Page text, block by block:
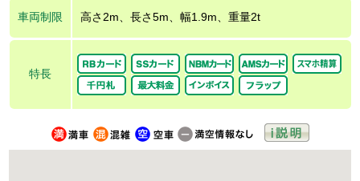
車両制限 高さ2m、長さ5m、幅1.9m、重量2t
特長